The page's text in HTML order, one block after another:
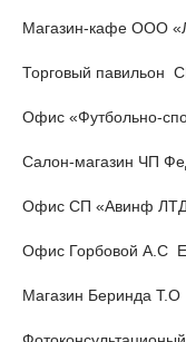
Магазин-кафе ООО
Торговый павильон
Офис «Футбольно-
Салон-магазин ЧП
Офис СП «Авинф
Офис Горбовой А.С
Магазин Беринда Т.О